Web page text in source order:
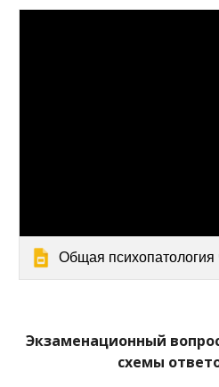
Общая психопатология
Экзаменационный
схемы